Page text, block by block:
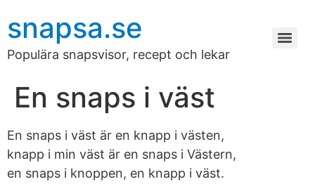
snapsa.se
Populära snapsvisor, recept och lekar
En snaps i väst
En snaps i väst är en knapp i västen,
knapp i min väst är en snaps i Västern,
en snaps i knoppen, en knapp i väst.